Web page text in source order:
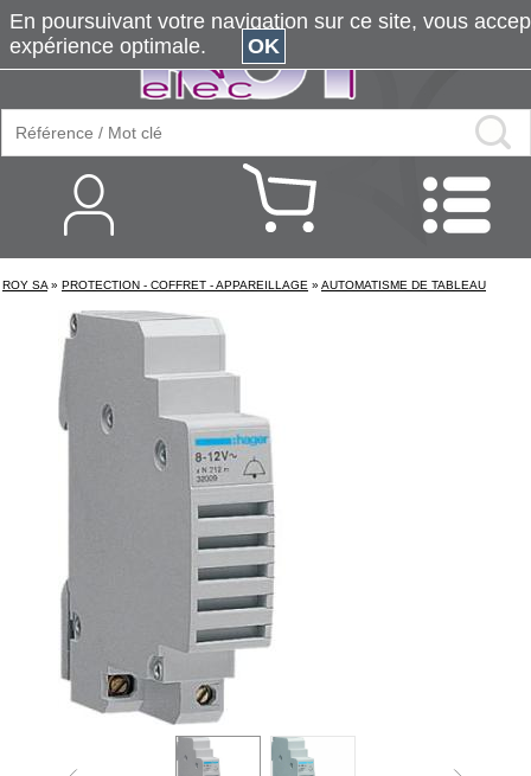
ROY SA » PROTECTION - COFFRET - APPAREILLAGE » AUTOMATISME DE TABLEAU
En poursuivant votre navigation sur ce site, vous
expérience optimale.
OK